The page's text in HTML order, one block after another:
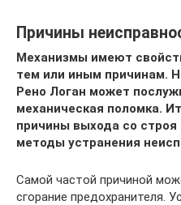
Причины
Механизмы имеют
тем или иным причинам.
Рено Логан может
механическая поломка.
причины выхода со строя
методы устранения
Самой частой причиной
сгорание предохранителя.